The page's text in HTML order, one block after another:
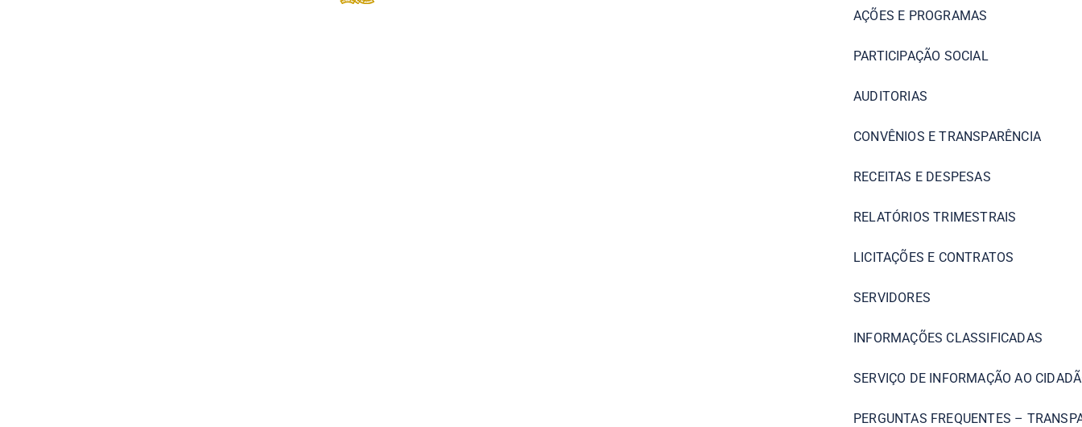
AÇÕES E PROGRAMAS
PARTICIPAÇÃO SOCIAL
AUDITORIAS
CONVÊNIOS E TRANSPARÊNCIA
RECEITAS E DESPESAS
RELATÓRIOS TRIMESTRAIS
LICITAÇÕES E CONTRATOS
SERVIDORES
INFORMAÇÕES CLASSIFICADAS
SERVIÇO DE INFORMAÇÃO AO
PERGUNTAS FREQUENTES –